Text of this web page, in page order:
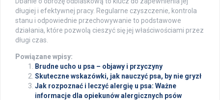
długiej i efektywnej pracy. Regularne czyszczenie, kontrola
stanu i odpowiednie przechowywanie to podstawowe
działania, które pozwolą cieszyć się jej właściwościami przez
długi czas.
Powiązane wpisy:
Brudne ucho u psa – objawy i przyczyny
Skuteczne wskazówki, jak nauczyć psa, by nie gryzł
Jak rozpoznać i leczyć alergię u psa: Ważne
informacje dla opiekunów alergicznych psów